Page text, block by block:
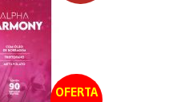
OFERTA